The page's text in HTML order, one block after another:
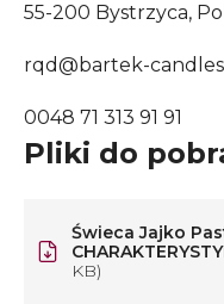
55-200 Bystrzyca,
rqd@bartek-
0048 71 313 91 91
Pliki do
Świeca Jajko
KB)